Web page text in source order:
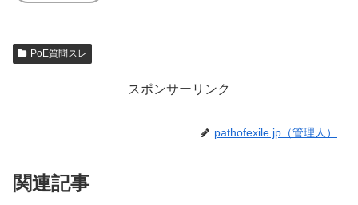
PoE質問スレ
スポンサーリンク
pathofexile.jp（管理人）
関連記事